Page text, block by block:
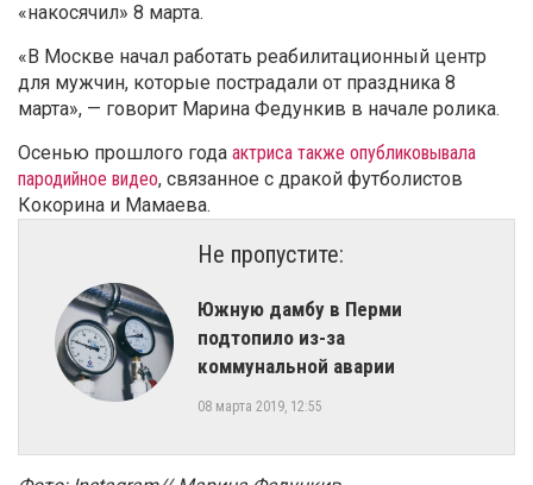
«накосячил» 8 марта.
«В Москве начал работать реабилитационный центр
для мужчин, которые пострадали от праздника 8
марта», — говорит Марина Федункив в начале ролика.
Осенью прошлого года актриса также опубликовывала
пародийное видео, связанное с дракой футболистов
Кокорина и Мамаева.
Не пропустите:
Южную дамбу в Перми
подтопило из-за
коммунальной аварии
08 марта 2019, 12:55